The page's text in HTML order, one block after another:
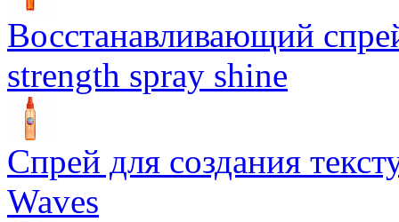
Восстанавливающий
strength spray shine
Спрей для создания
Waves